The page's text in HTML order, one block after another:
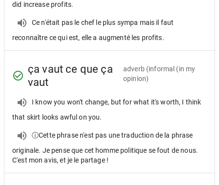
did increase profits.
Ce n'était pas le chef le plus sympa mais il faut
reconnaître ce qui est, elle a augmenté les profits.
ça vaut ce que ça
vaut
adverb (informal (in my
opinion)
I know you won't change, but for what it's worth, I think
that skirt looks awful on you.
ⓘCette phrase n'est pas une traduction de la phrase
originale. Je pense que cet homme politique se fout de nous.
C'est mon avis, et je le partage !